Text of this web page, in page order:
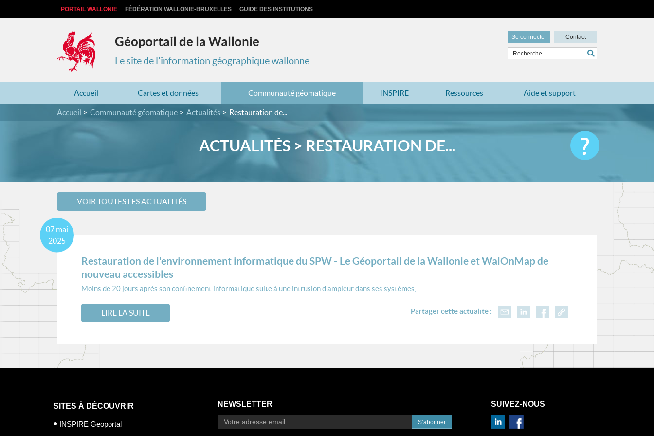
PORTAIL WALLONIE FÉDÉRATION WALLONIE-BRUXELLES GUIDE DES INSTITUTIONS
Géoportail de la Wallonie
Le site de l'information géographique wallonne
Se connecter Contact
Accueil Cartes et données Communauté géomatique INSPIRE Ressources Aide et support
Accueil Communauté géomatique Actualités Restauration de...
ACTUALITÉS > RESTAURATION DE...
VOIR TOUTES LES ACTUALITÉS
Restauration de l'environnement informatique du SPW - Le Géoportail de la Wallonie et WalOnMap de
nouveau accessibles
07 mai
2025
Moins de 20 jours après son confinement informatique suite à une intrusion d'ampleur dans ses systèmes,...
LIRE LA SUITE Partager cette actualité :
SITES À DÉCOUVRIR
INSPIRE Geoportal
NEWSLETTER
S’abonner
SUIVEZ-NOUS